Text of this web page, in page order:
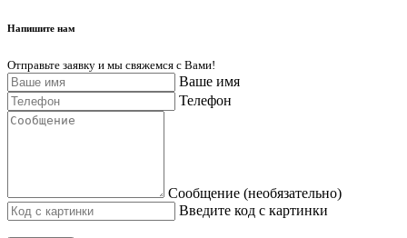
Напишите нам
Отправьте заявку и мы свяжемся с Вами!
Ваше имя
Телефон
Сообщение (необязательно)
Введите код с картинки